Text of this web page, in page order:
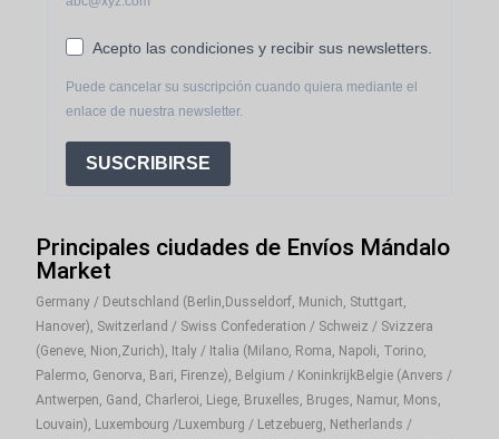
Acepto las condiciones y recibir sus newsletters.
Puede cancelar su suscripción cuando quiera mediante el
enlace de nuestra newsletter.
SUSCRIBIRSE
Principales ciudades de Envíos Mándalo
Market
Germany / Deutschland (Berlin,Dusseldorf, Munich, Stuttgart,
Hanover), Switzerland / Swiss Confederation / Schweiz / Svizzera
(Geneve, Nion,Zurich), Italy / Italia (Milano, Roma, Napoli, Torino,
Palermo, Genorva, Bari, Firenze), Belgium / KoninkrijkBelgie (Anvers /
Antwerpen, Gand, Charleroi, Liege, Bruxelles, Bruges, Namur, Mons,
Louvain), Luxembourg /Luxemburg / Letzebuerg, Netherlands /